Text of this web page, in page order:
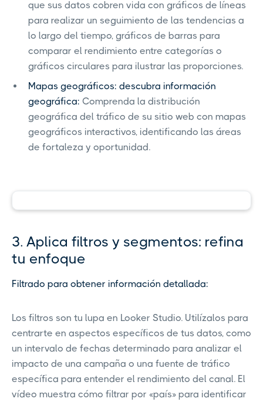
que sus datos cobren vida con gráficos de líneas
para realizar un seguimiento de las tendencias a
lo largo del tiempo, gráficos de barras para
comparar el rendimiento entre categorías o
gráficos circulares para ilustrar las proporciones.
Mapas geográficos: descubra información
geográfica: Comprenda la distribución
geográfica del tráfico de su sitio web con mapas
geográficos interactivos, identificando las áreas
de fortaleza y oportunidad.
3. Aplica filtros y segmentos: refina
tu enfoque
Filtrado para obtener información detallada:
Los filtros son tu lupa en Looker Studio. Utilízalos para
centrarte en aspectos específicos de tus datos, como
un intervalo de fechas determinado para analizar el
impacto de una campaña o una fuente de tráfico
específica para entender el rendimiento del canal. El
vídeo muestra cómo filtrar por «país» para identificar